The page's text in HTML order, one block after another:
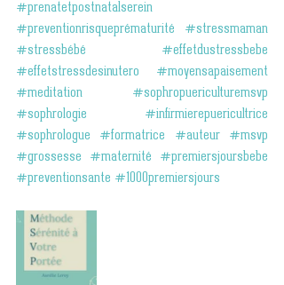
#prenatetpostnatalserein
#preventionrisqueprématurité
#stressmaman
#stressbébé
#effetdustressbebe
#effetstressdesinutero
#moyensapaisement
#meditation
#sophropuericulturemsvp
#sophrologie
#infirmierepuericultrice
#sophrologue
#formatrice #auteur
#msvp
#grossesse
#maternité
#premiersjoursbebe
#preventionsante #1000premiersjours